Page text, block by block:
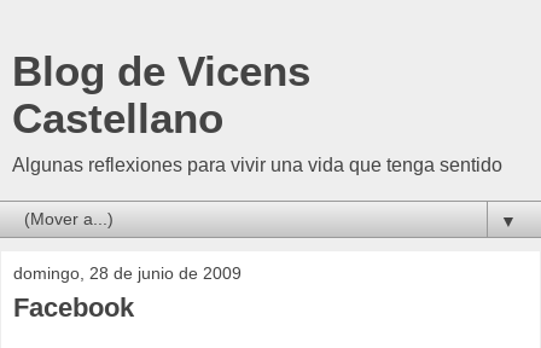
Blog de Vicens
Castellano
Algunas reflexiones para vivir una vida que tenga sentido
▼
domingo, 28 de junio de 2009
Facebook